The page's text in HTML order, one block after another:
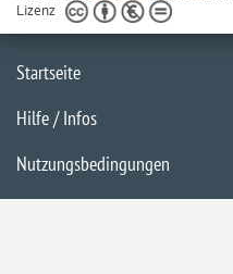
Lizenz
Startseite
Hilfe / Infos
Nutzungsbedingungen